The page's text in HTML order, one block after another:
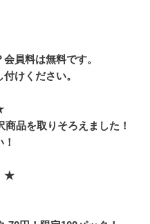
員料は無料です。
けください。
品を取りそろえました！
★